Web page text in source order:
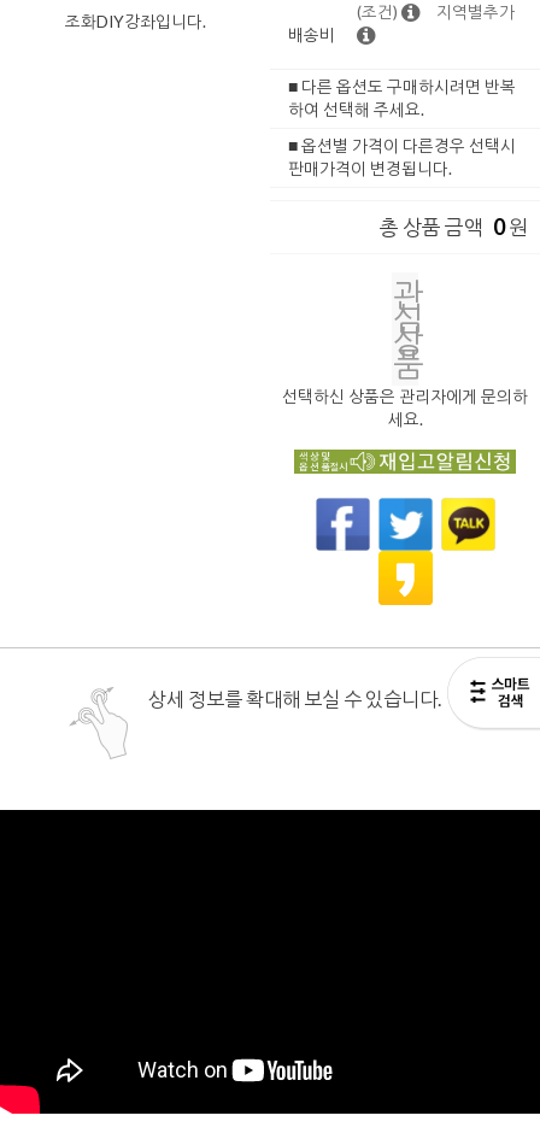
조화DIY강좌입니다.
배송비
(조건) 지역별추가
■ 다른 옵션도 구매하시려면 반복
하여 선택해 주세요.
■ 옵션별 가격이 다른경우 선택시
판매가격이 변경됩니다.
총 상품 금액 0원
관
심
상
품
선택하신 상품은 관리자에게 문의하
세요.
상세 정보를 확대해 보실 수 있습니다.